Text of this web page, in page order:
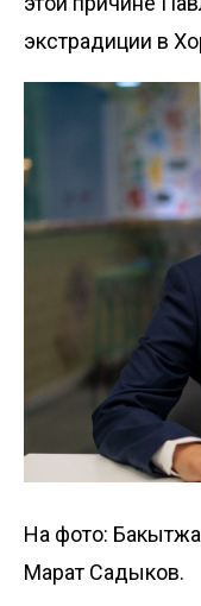
экстрадиции в
На фото:
Марат Садыков.